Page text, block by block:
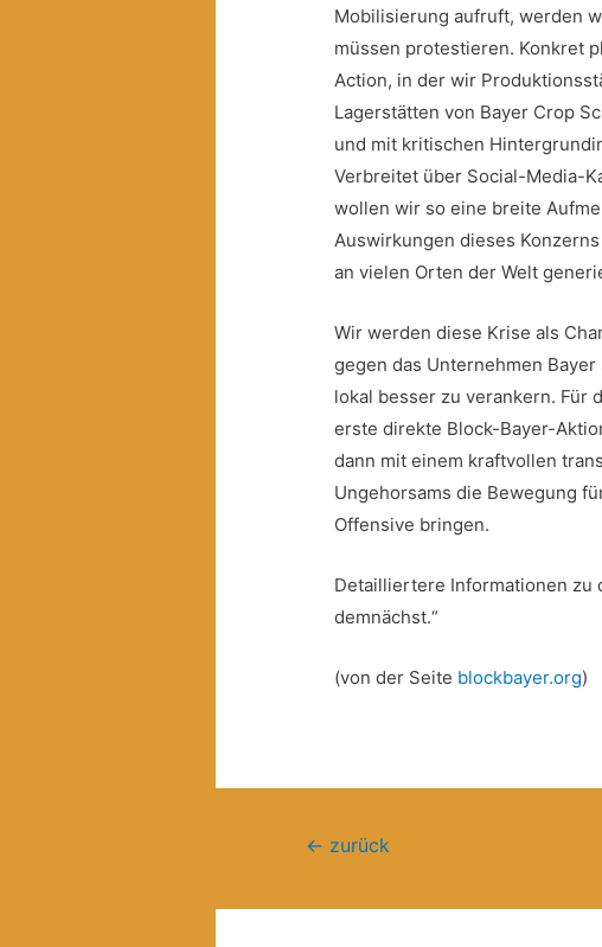
Mobilisierung aufruft, werden
müssen protestieren. Konkret
Action, in der wir
Lagerstätten von Bayer Crop
und mit kritischen
Verbreitet über Social-Media-
wollen wir so eine breite
Auswirkungen dieses
an vielen Orten der Welt
Wir werden diese Krise als
gegen das Unternehmen
lokal besser zu verankern. Für
erste direkte Block-Bayer-
dann mit einem kraftvollen
Ungehorsams die Bewegung
Offensive bringen.
Detailliertere Informationen zu
demnächst.“
(von der Seite blockbayer.org)
Beitragsnavigation
← zurück